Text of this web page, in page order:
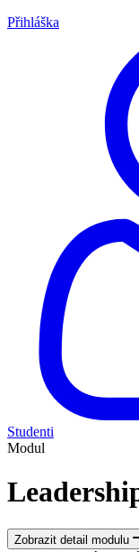
Přihláška
Studenti
Modul
Zobrazit detail modulu